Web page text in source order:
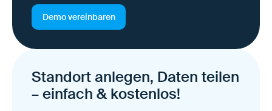
Demo vereinbaren
Standort anlegen, Daten teilen
– einfach & kostenlos!